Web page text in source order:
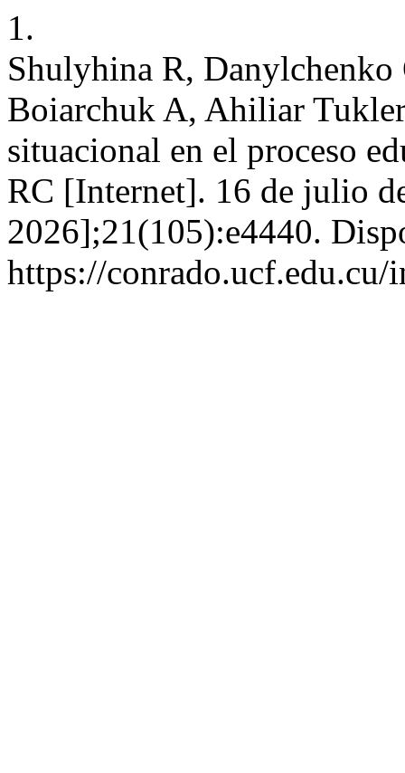
1.
Shulyhina R, Danylchenko
Boiarchuk A, Ahiliar
situacional en el proceso
RC [Internet]. 16 de julio
2026];21(105):e4440.
https://